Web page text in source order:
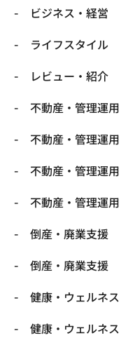
ビジネス・経営
ライフスタイル
レビュー・紹介
不動産・管理運用
不動産・管理運用
不動産・管理運用
不動産・管理運用
倒産・廃業支援
倒産・廃業支援
健康・ウェルネス
健康・ウェルネス